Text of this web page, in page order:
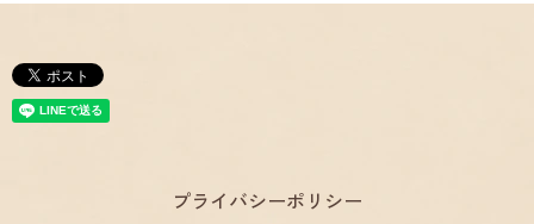
プライバシーポリシー